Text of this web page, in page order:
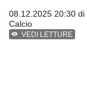
08.12.2025 20:30 di
Calcio
VEDI LETTURE